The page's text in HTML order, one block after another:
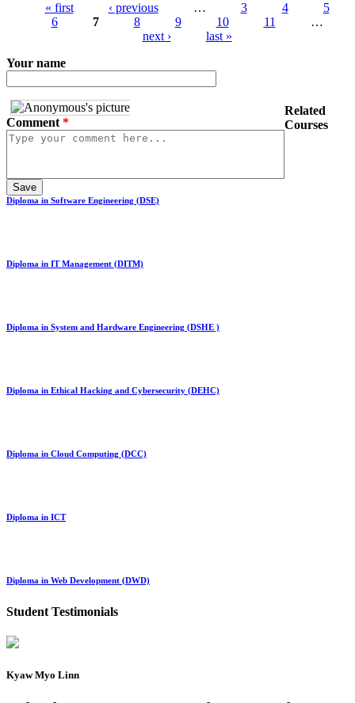
« first ‹ previous … 3 4
5
6
7 8 9 10 11
…
next ›
last »
Your name
Comment *
Related
Courses
Diploma in Software Engineering (DSE)
Diploma in IT Management (DITM)
Diploma in System and Hardware Engineering (DSHE )
Diploma in Ethical Hacking and Cybersecurity (DEHC)
Diploma in Cloud Computing (DCC)
Diploma in ICT
Diploma in Web Development (DWD)
Student Testimonials
Kyaw Myo Linn